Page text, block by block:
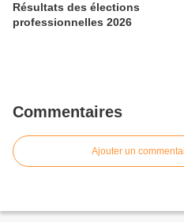
Résultats des élections
professionnelles 2026
Commentaires
Ajouter un